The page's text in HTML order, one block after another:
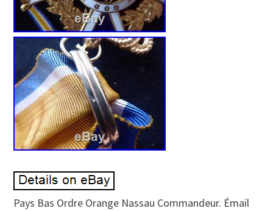
Pays Bas Ordre Orange Nassau Commandeur. Émail